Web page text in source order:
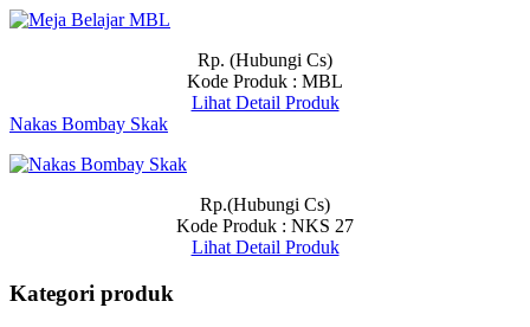
Rp. (Hubungi Cs)
Kode Produk : MBL
Lihat Detail Produk
Nakas Bombay Skak
Rp.(Hubungi Cs)
Kode Produk : NKS 27
Lihat Detail Produk
Kategori produk